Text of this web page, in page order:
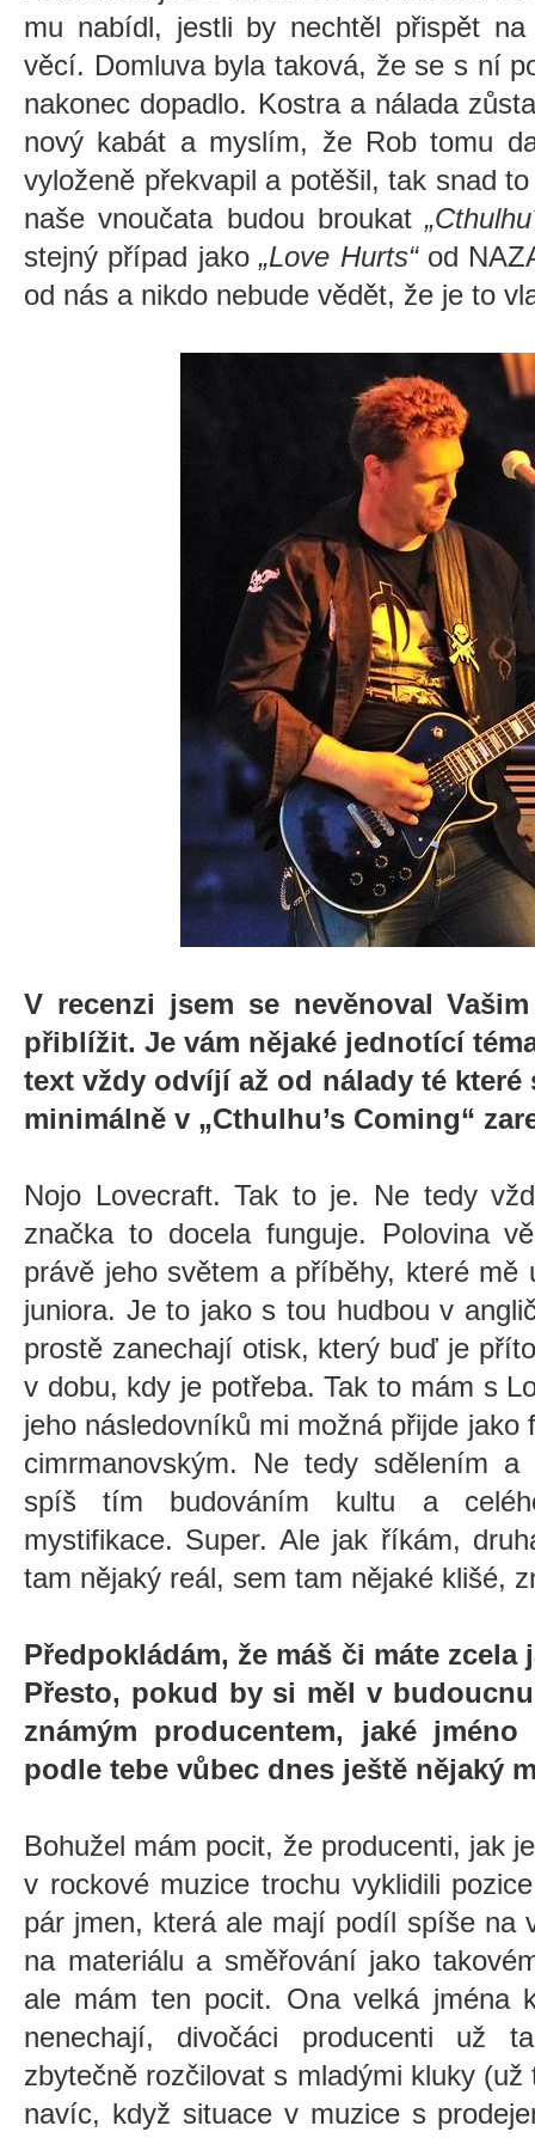
mu nabídl, jestli by nechtěl přispět
věcí. Domluva byla taková, že se s ní
nakonec dopadlo. Kostra a nálada
nový kabát a myslím, že Rob tomu
vyloženě překvapil a potěšil, tak snad
naše vnoučata budou broukat
stejný případ jako„Love Hurts“od
od nás a nikdo nebude vědět, že je to
V recenzi jsem se nevěnoval
přiblížit. Je vám nějaké jednotící
text vždy odvíjí až od nálady té
minimálně v „Cthulhu’s Coming“
Nojo Lovecraft. Tak to je. Ne tedy
značka to docela funguje. Polovina
právě jeho světem a příběhy, které mě
juniora. Je to jako s tou hudbou v
prostě zanechají otisk, který buď je
v dobu, kdy je potřeba. Tak to mám s
jeho následovníků mi možná přijde
cimrmanovským. Ne tedy sdělením a
spíš tím budováním kultu a
mystifikace. Super. Ale jak říkám,
tam nějaký reál, sem tam nějaké klišé,
Předpokládám, že máš či máte
Přesto, pokud by si měl v
známým producentem, jaké
podle tebe vůbec dnes ještě nějaký
Bohužel mám pocit, že producenti, jak
v rockové muzice trochu vyklidili
pár jmen, která ale mají podíl spíše na
na materiálu a směřování jako
ale mám ten pocit. Ona velká jména
nenechají, divočáci producenti už
zbytečně rozčilovat s mladými kluky
navíc, když situace v muzice s